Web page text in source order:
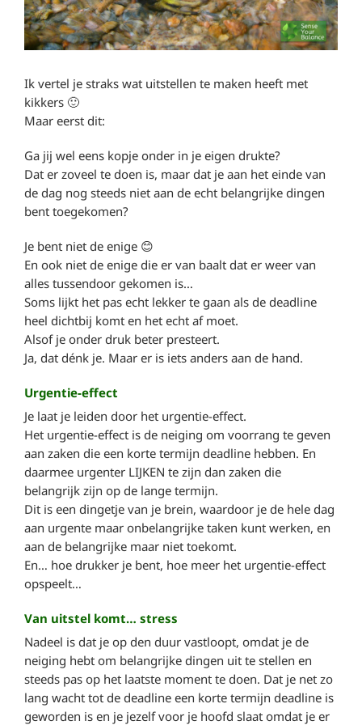
Ik vertel je straks wat uitstellen te maken heeft met
kikkers 🙂
Maar eerst dit:
Ga jij wel eens kopje onder in je eigen drukte?
Dat er zoveel te doen is, maar dat je aan het einde van
de dag nog steeds niet aan de echt belangrijke dingen
bent toegekomen?
Je bent niet de enige 😊
En ook niet de enige die er van baalt dat er weer van
alles tussendoor gekomen is…
Soms lijkt het pas echt lekker te gaan als de deadline
heel dichtbij komt en het echt af moet.
Alsof je onder druk beter presteert.
Ja, dat dénk je. Maar er is iets anders aan de hand.
Urgentie-effect
Je laat je leiden door het urgentie-effect.
Het urgentie-effect is de neiging om voorrang te geven
aan zaken die een korte termijn deadline hebben. En
daarmee urgenter LIJKEN te zijn dan zaken die
belangrijk zijn op de lange termijn.
Dit is een dingetje van je brein, waardoor je de hele dag
aan urgente maar onbelangrijke taken kunt werken, en
aan de belangrijke maar niet toekomt.
En… hoe drukker je bent, hoe meer het urgentie-effect
opspeelt…
Van uitstel komt… stress
Nadeel is dat je op den duur vastloopt, omdat je de
neiging hebt om belangrijke dingen uit te stellen en
steeds pas op het laatste moment te doen. Dat je net zo
lang wacht tot de deadline een korte termijn deadline is
geworden is en je jezelf voor je hoofd slaat omdat je er